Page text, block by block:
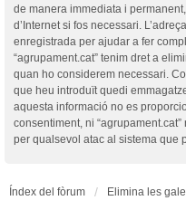
de manera immediata i
d’Internet si fos necessari.
enregistrada per ajudar a fer
“agrupament.cat” tenim dret a
quan ho considerem necessari.
que heu introduït quedi
aquesta informació no es
consentiment, ni
per qualsevol atac al sistema que
Índex del fòrum Elimina les